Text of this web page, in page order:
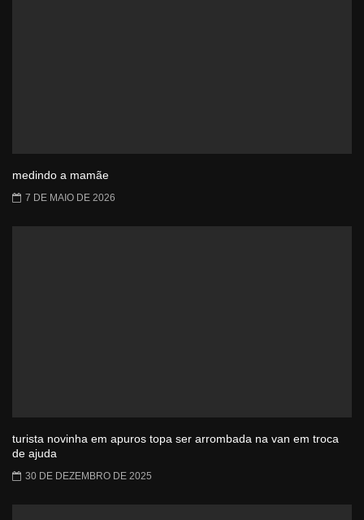
medindo a mamãe
7 DE MAIO DE 2026
turista novinha em apuros topa ser arrombada na van em troca
de ajuda
30 DE DEZEMBRO DE 2025